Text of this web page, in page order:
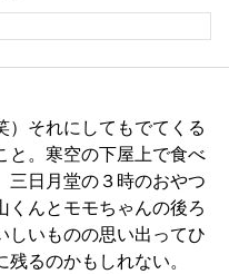
）それにしてもでてくる
と。寒空の下屋上で食べ
三日月堂の３時のおやつ
んとモモちゃんの後ろ
しいものの思い出ってひ
るのかもしれない。